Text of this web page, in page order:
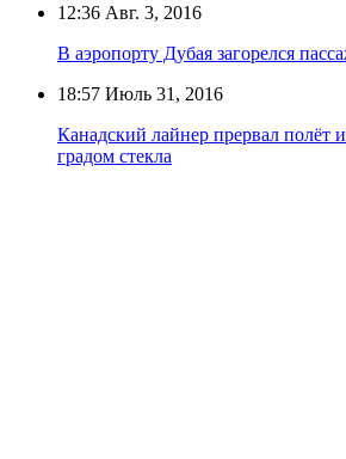
12:36 Авг. 3, 2016
В аэропорту Дубая загорелся
18:57 Июль 31, 2016
Канадский лайнер прервал полёт
градом стекла